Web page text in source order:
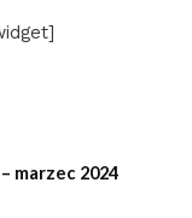
marzec 2024